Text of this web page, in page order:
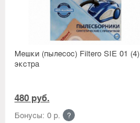
Мешки (пылесос) Filtero SIE 01 (4)
экстра
480 руб.
Бонусы: 0 р. ?